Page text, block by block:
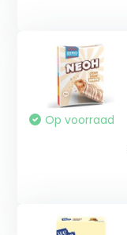
Op voorraad